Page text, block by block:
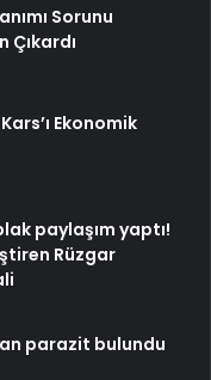
Sorunu
Çıkardı
Ekonomik
paylaşım yaptı!
Rüzgar
parazit bulundu